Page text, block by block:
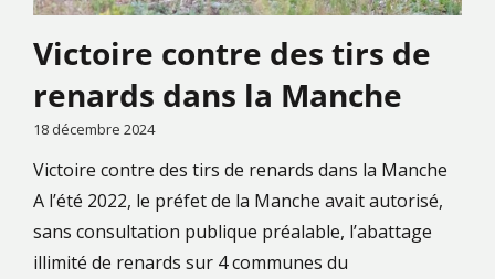
Victoire contre des tirs de
renards dans la Manche
18 décembre 2024
Victoire contre des tirs de renards dans la Manche
A l’été 2022, le préfet de la Manche avait autorisé,
sans consultation publique préalable, l’abattage
illimité de renards sur 4 communes du